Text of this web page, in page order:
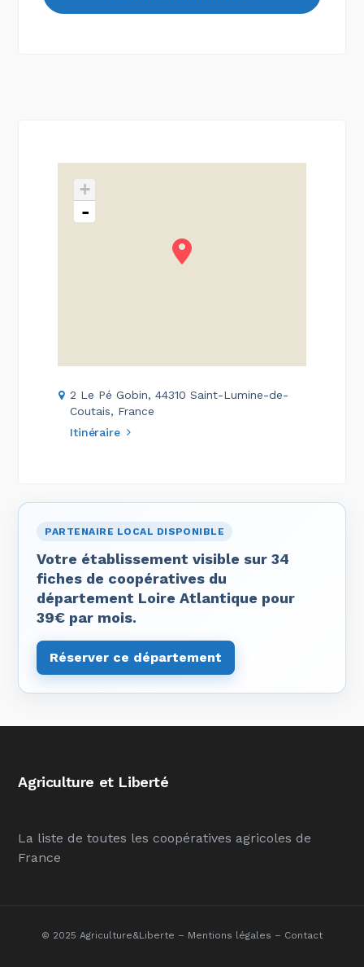
+
-
2 Le Pé Gobin, 44310 Saint-Lumine-de-
Coutais, France
Itinéraire
PARTENAIRE LOCAL DISPONIBLE
Votre établissement visible sur 34
fiches de coopératives du
département Loire Atlantique pour
39€ par mois.
Réserver ce département
Agriculture et Liberté
La liste de toutes les coopératives agricoles de
France
© 2025 Agriculture&Liberte – Mentions légales – Contact